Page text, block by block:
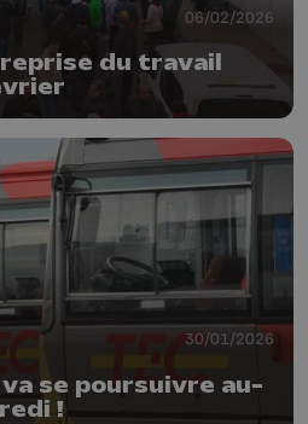
06/02/2026
reprise du travail
30/01/2026
se poursuivre au-
!